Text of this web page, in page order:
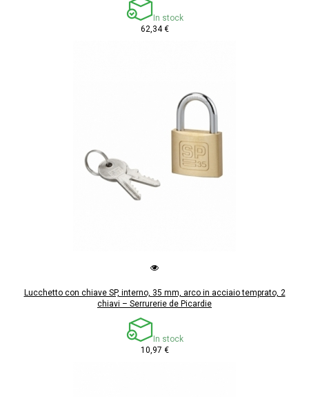
In stock
62,34 €
Lucchetto con chiave SP, interno, 35 mm, arco in acciaio temprato, 2
chiavi – Serrurerie de Picardie
In stock
10,97 €